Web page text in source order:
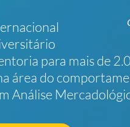
para mais de
área do
Análise